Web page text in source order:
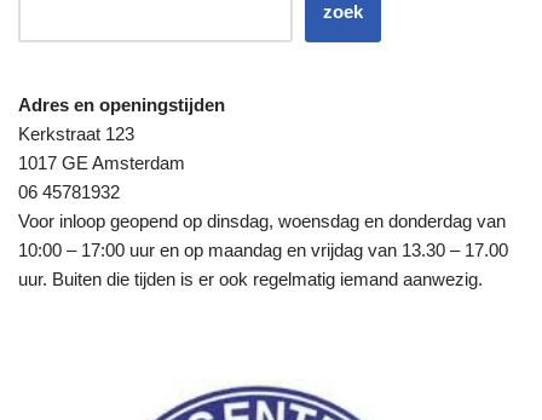
zoek
Adres en openingstijden
Kerkstraat 123
1017 GE Amsterdam
06 45781932
Voor inloop geopend op dinsdag, woensdag en donderdag van
10:00 – 17:00 uur en op maandag en vrijdag van 13.30 – 17.00
uur. Buiten die tijden is er ook regelmatig iemand aanwezig.